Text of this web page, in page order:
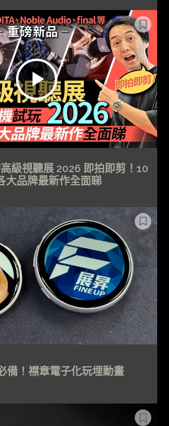
高級視聽展 2026 即拍即剪！10
大品牌最新作全面睇
備！襟章電子化玩埋動畫